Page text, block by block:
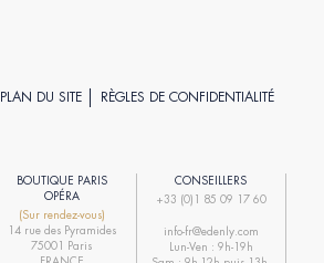
PLAN DU SITE RÈGLES DE CONFIDENTIALITÉ
BOUTIQUE PARIS
OPÉRA
(Sur rendez-vous)
14 rue des Pyramides
75001 Paris
CONSEILLERS
+33 (0)1 85 09 17 60
info-fr@edenly.com
Lun-Ven : 9h-19h